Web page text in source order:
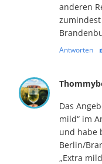
anderen
Antworten
Das
mild“ im
und habe
Berlin/
„Extra